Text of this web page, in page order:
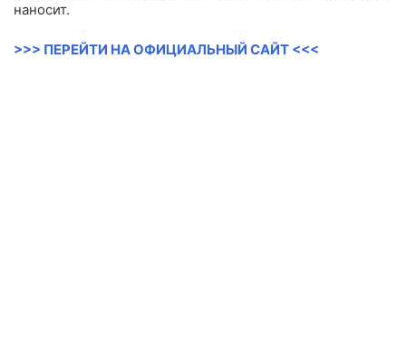
наносит.
>>> ПЕРЕЙТИ НА ОФИЦИАЛЬНЫЙ САЙТ <<<